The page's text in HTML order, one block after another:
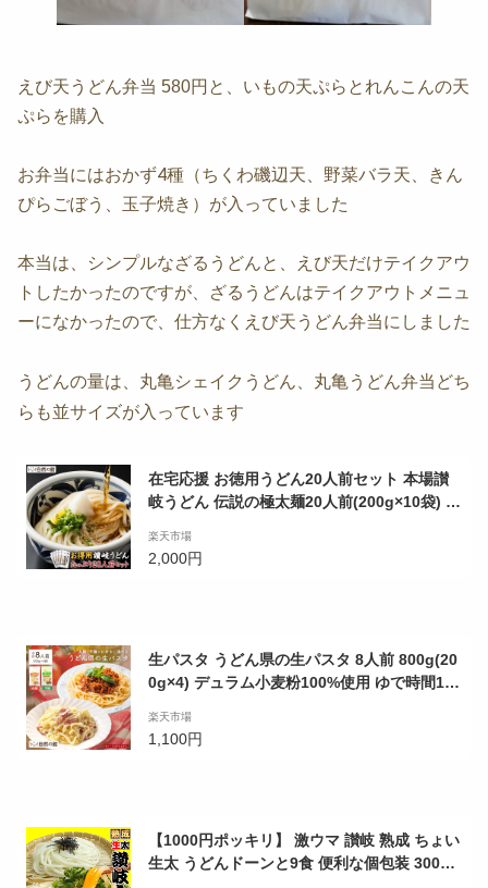
えび天うどん弁当 580円と、いもの天ぷらとれんこんの天
ぷらを購入
お弁当にはおかず4種（ちくわ磯辺天、野菜バラ天、きん
ぴらごぼう、玉子焼き）が入っていました
本当は、シンプルなざるうどんと、えび天だけテイクアウ
トしたかったのですが、ざるうどんはテイクアウトメニュ
ーになかったので、仕方なく えび天うどん弁当にしました
うどんの量は、丸亀シェイクうどん、丸亀うどん弁当どち
らも並サイズが入っています
在宅応援 お徳用うどん20人前セット 本場讃
岐うどん 伝説の極太麺20人前(200g×10袋) 自
楽天市場
2,000円
生パスタ うどん県の生パスタ 8人前 800g(20
0g×4) デュラム小麦粉100%使用 ゆで時間120
ん さぬき udon お土産 お試し お取り寄せ グ
ルメ ポイント消化 送料無料 ] 訳あり
楽天市場
1,100円
【1000円ポッキリ】 激ウマ 讃岐 熟成 ちょい
生太 うどんドーンと9食 便利な個包装 300g×